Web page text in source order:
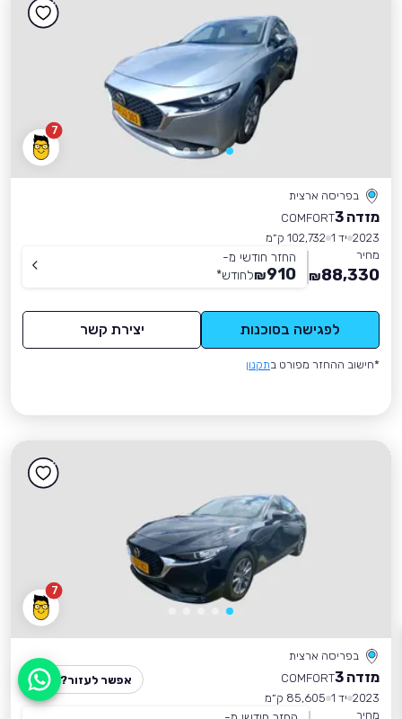
7
בפריסה ארצית
מזדה 3
COMFORT
2023 יד 1
102,732 ק״מ
מחיר
88,330
₪
החזר חודשי מ-
910
₪לחודש*
לפגישה בסוכנות יצירת קשר
*חישוב ההחזר מפורט בתקנון
7
בפריסה ארצית
מזדה 3
COMFORT
2023 יד 1
85,605 ק״מ
מחיר
אפשר לעזור?